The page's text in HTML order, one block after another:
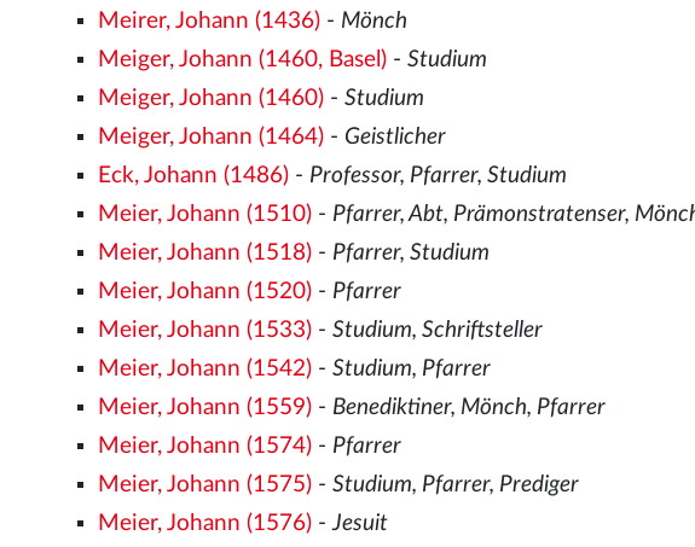
Meirer, Johann (1436) - Mönch
Meiger, Johann (1460, Basel) -Studium
Meiger, Johann (1460) -Studium
Meiger, Johann (1464) - Geistlicher
Eck, Johann (1486) - Professor, Pfarrer, Studium
Meier, Johann (1510) - Pfarrer, Abt, Prämonstratenser,
Meier, Johann (1518) - Pfarrer, Studium
Meier, Johann (1520) - Pfarrer
Meier, Johann (1533) -Studium, Schriftsteller
Meier, Johann (1542) -Studium, Pfarrer
Meier, Johann (1559) - Benediktiner, Mönch, Pfarrer
Meier, Johann (1574) - Pfarrer
Meier, Johann (1575) -Studium, Pfarrer, Prediger
Meier, Johann (1576) -Jesuit